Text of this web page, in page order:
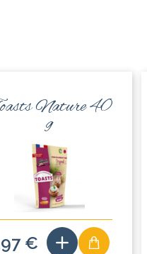
Nature 40
g
€